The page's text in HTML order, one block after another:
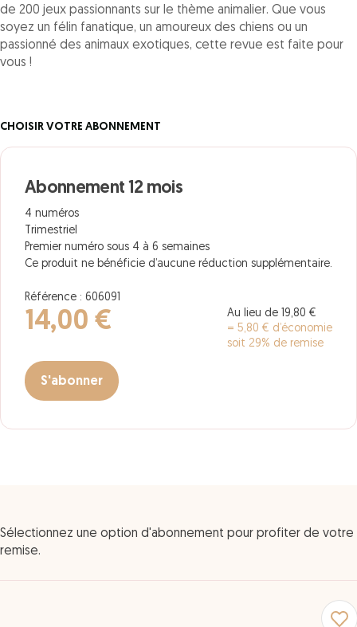
de 200 jeux passionnants sur le thème animalier. Que vous
soyez un félin fanatique, un amoureux des chiens ou un
passionné des animaux exotiques, cette revue est faite pour
vous !
CHOISIR VOTRE ABONNEMENT
Abonnement 12 mois
4 numéros
Trimestriel
Premier numéro sous 4 à 6 semaines
Ce produit ne bénéficie d’aucune réduction supplémentaire.
Référence : 606091
14,00 €
Au lieu de 19,80 €
= 5,80 € d’économie
soit 29% de remise
S'abonner
Sélectionnez une option d'abonnement pour profiter de votre
remise.